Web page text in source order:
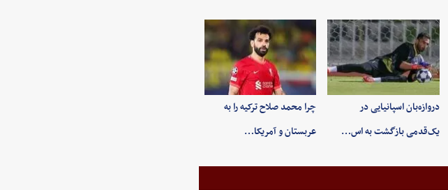
دروازه‌بان اسپانیایی در
یک‌قدمی بازگشت به اس…
چرا محمد صلاح ترکیه را به
عربستان و آمریکا…